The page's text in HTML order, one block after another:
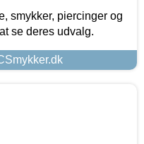
smykker, piercinger og
se deres udvalg.